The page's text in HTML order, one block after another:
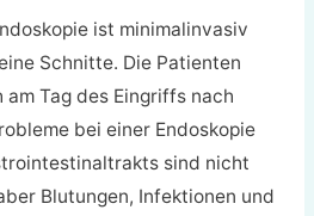
ist minimalinvasiv
Schnitte. Die Patienten
am Tag des Eingriffs nach
bei einer Endoskopie
sind nicht
Blutungen, Infektionen und